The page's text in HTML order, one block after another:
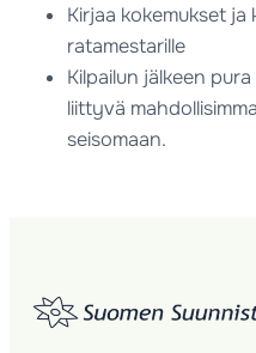
Kirjaa kokemukset
ratamestarille
Kilpailun jälkeen
liittyvä
seisomaan.